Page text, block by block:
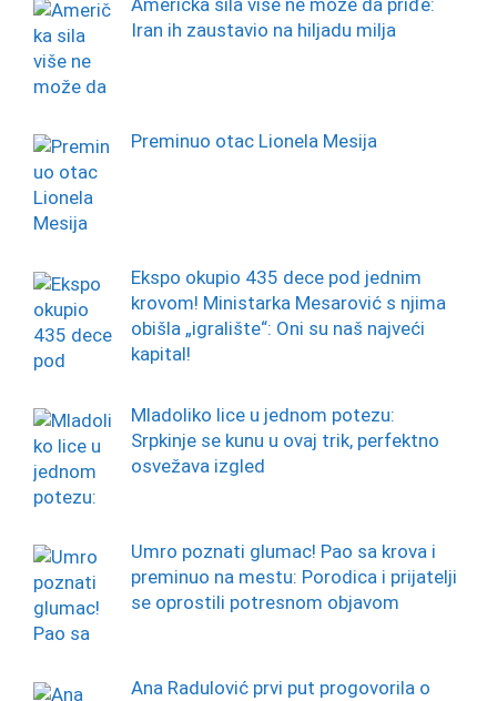
Iran ih zaustavio na hiljadu milja
Preminuo otac Lionela Mesija
Ekspo okupio 435 dece pod jednim
krovom! Ministarka Mesarović s njima
obišla „igralište“: Oni su naš najveći
kapital!
Mladoliko lice u jednom potezu:
Srpkinje se kunu u ovaj trik, perfektno
osvežava izgled
Umro poznati glumac! Pao sa krova i
preminuo na mestu: Porodica i prijatelji
se oprostili potresnom objavom
Ana Radulović prvi put progovorila o